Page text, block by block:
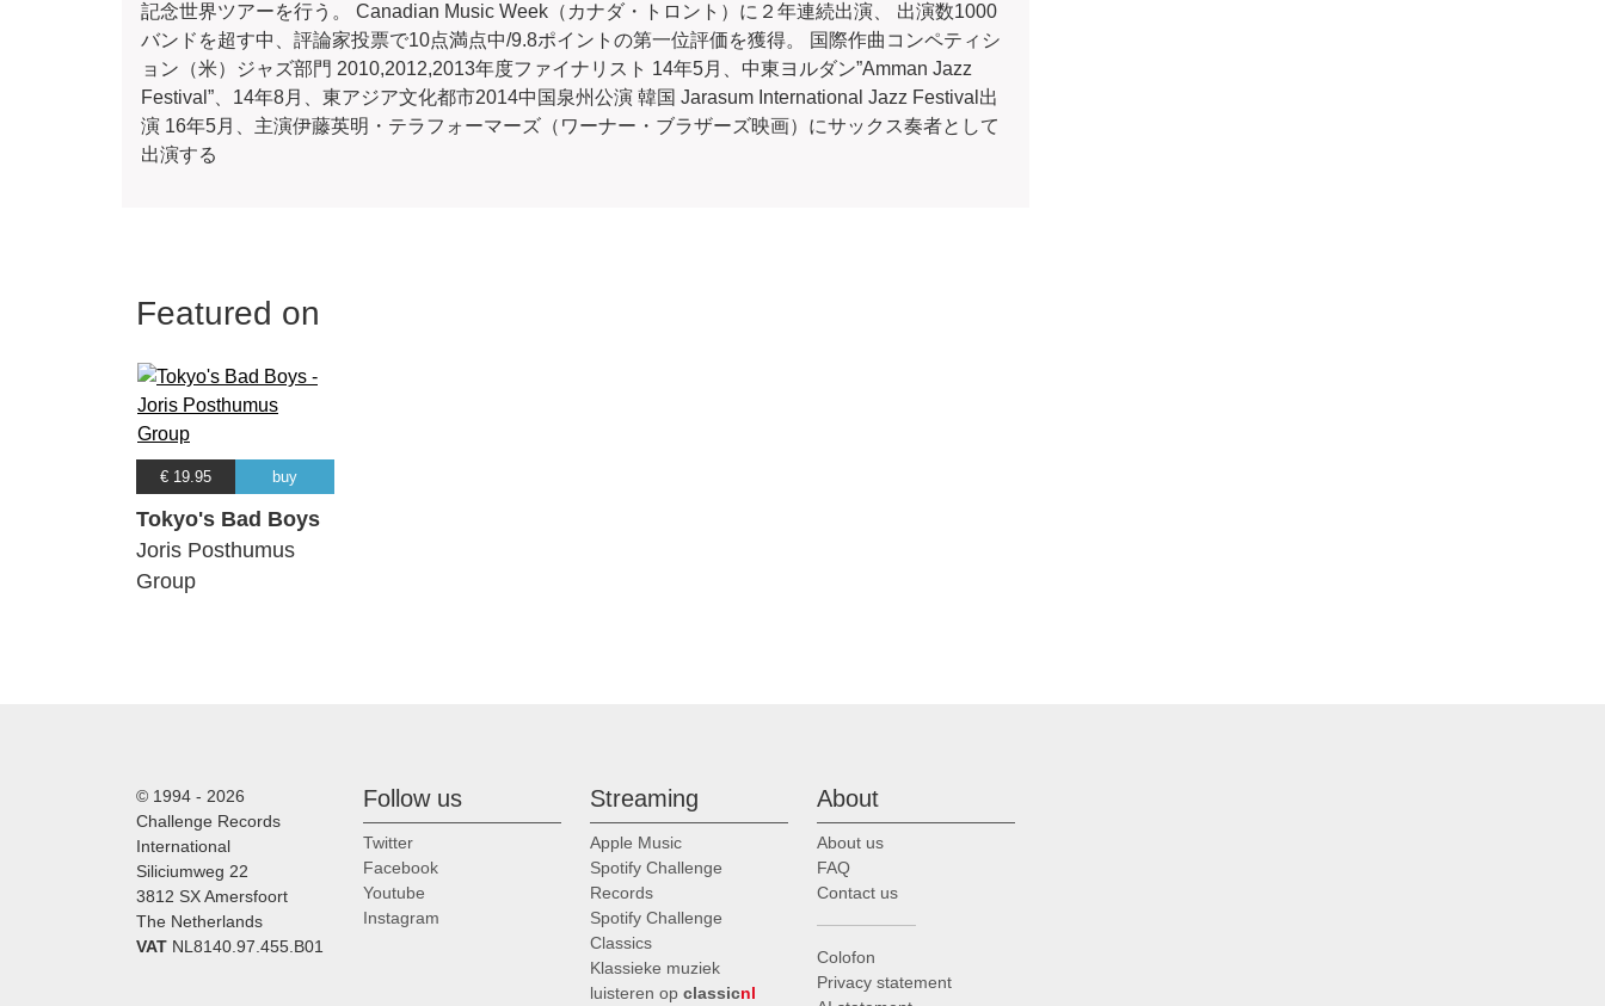
記念世界ツアーを行う。 Canadian Music Week（カナダ・トロント）に２年連続出演、 出演数1000
バンドを超す中、評論家投票で10点満点中/9.8ポイントの第一位評価を獲得。 国際作曲コンペティシ
ョン（米）ジャズ部門 2010,2012,2013年度ファイナリスト 14年5月、中東ヨルダン”Amman Jazz
Festival”、14年8月、東アジア文化都市2014中国泉州公演 韓国 Jarasum International Jazz Festival出
演 16年5月、主演伊藤英明・テラフォーマーズ（ワーナー・ブラザーズ映画）にサックス奏者として
出演する
Featured on
€ 19.95 buy
Tokyo's Bad Boys
Joris Posthumus
Group
© 1994 - 2026
Challenge Records
International
Siliciumweg 22
3812 SX Amersfoort
The Netherlands
VAT NL8140.97.455.B01
Follow us
Twitter
Facebook
Youtube
Instagram
Streaming
Apple Music
Spotify Challenge
Records
Spotify Challenge
Classics
Klassieke muziek
luisteren op classicnl
About
About us
FAQ
Contact us
Colofon
Privacy statement